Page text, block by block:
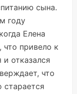
сына.
году
Елена
что привело к
отказался
что
старается